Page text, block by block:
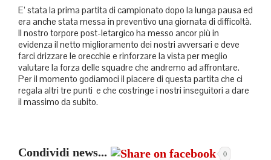
E’ stata la prima partita di campionato dopo la lunga pausa ed
era anche stata messa in preventivo una giornata di difficoltà.
Il nostro torpore post-letargico ha messo ancor più in
evidenza il netto miglioramento dei nostri avversari e deve
farci drizzare le orecchie e rinforzare la vista per meglio
valutare la forza delle squadre che andremo ad affrontare.
Per il momento godiamoci il piacere di questa partita che ci
regala altri tre punti e che costringe i nostri inseguitori a dare
il massimo da subito.
Condividi news... 0